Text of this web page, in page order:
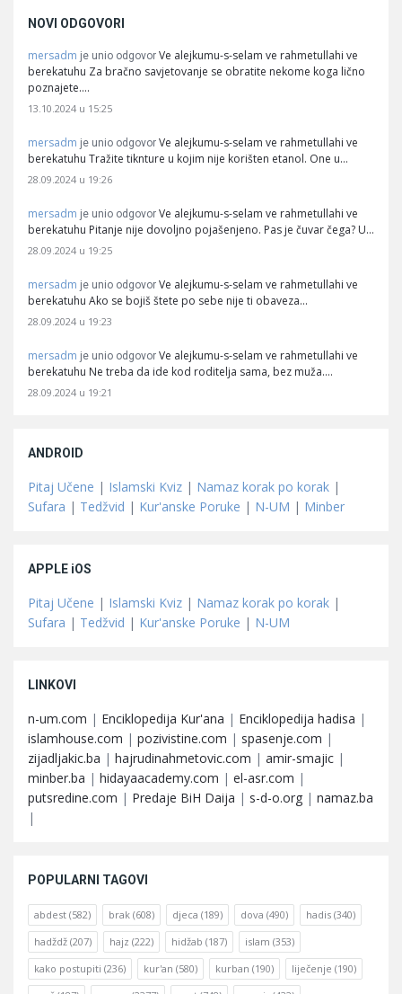
NOVI ODGOVORI
mersadm je unio odgovor Ve alejkumu-s-selam ve rahmetullahi ve
berekatuhu Za bračno savjetovanje se obratite nekome koga lično
poznajete.…
13.10.2024 u 15:25
mersadm je unio odgovor Ve alejkumu-s-selam ve rahmetullahi ve
berekatuhu Tražite tiknture u kojim nije korišten etanol. One u…
28.09.2024 u 19:26
mersadm je unio odgovor Ve alejkumu-s-selam ve rahmetullahi ve
berekatuhu Pitanje nije dovoljno pojašenjeno. Pas je čuvar čega? U…
28.09.2024 u 19:25
mersadm je unio odgovor Ve alejkumu-s-selam ve rahmetullahi ve
berekatuhu Ako se bojiš štete po sebe nije ti obaveza…
28.09.2024 u 19:23
mersadm je unio odgovor Ve alejkumu-s-selam ve rahmetullahi ve
berekatuhu Ne treba da ide kod roditelja sama, bez muža.…
28.09.2024 u 19:21
ANDROID
Pitaj Učene | Islamski Kviz | Namaz korak po korak |
Sufara | Tedžvid | Kur'anske Poruke | N-UM | Minber
APPLE iOS
Pitaj Učene | Islamski Kviz | Namaz korak po korak |
Sufara | Tedžvid | Kur'anske Poruke | N-UM
LINKOVI
n-um.com | Enciklopedija Kur'ana | Enciklopedija hadisa |
islamhouse.com | pozivistine.com | spasenje.com |
zijadljakic.ba | hajrudinahmetovic.com | amir-smajic |
minber.ba | hidayaacademy.com | el-asr.com |
putsredine.com | Predaje BiH Daija | s-d-o.org | namaz.ba
|
POPULARNI TAGOVI
abdest (582) brak (608) djeca (189) dova (490) hadis (340)
hadždž (207) hajz (222) hidžab (187) islam (353)
kako postupiti (236) kur'an (580) kurban (190) liječenje (190)